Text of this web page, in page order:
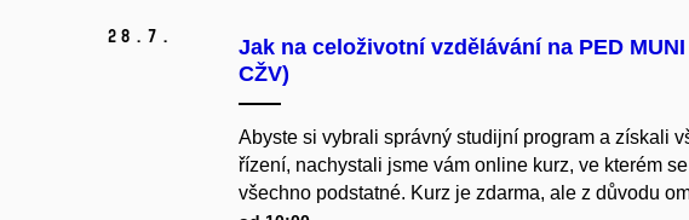
28. 7.
Jak na celoživotní vzdělávání na PED
CŽV)
Abyste si vybrali správný studijní program a získali
řízení, nachystali jsme vám online kurz, ve kterém
všechno podstatné. Kurz je zdarma, ale z důvodu